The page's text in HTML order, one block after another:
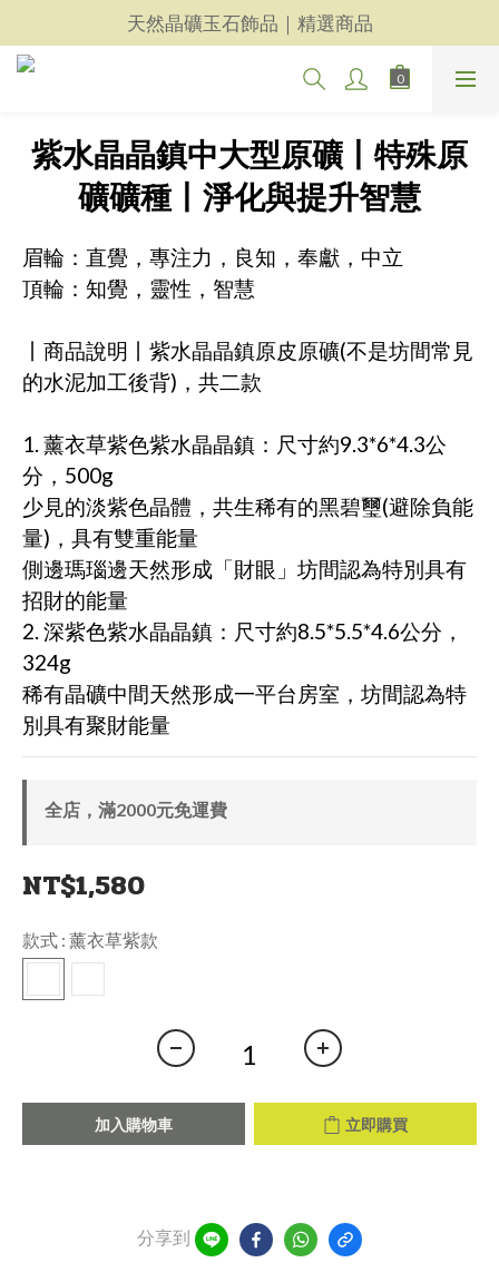
天然晶礦玉石飾品｜精選商品
天然晶礦玉石飾品｜精選商品
每一件都用心｜新品上架
紫水晶晶鎮中大型原礦丨特殊原
礦礦種丨淨化與提升智慧
眉輪：直覺，專注力，良知，奉獻，中立
頂輪：知覺，靈性，智慧
丨商品說明丨紫水晶晶鎮原皮原礦(不是坊間常見
的水泥加工後背)，共二款
1. 薰衣草紫色紫水晶晶鎮：尺寸約9.3*6*4.3公
分，500g
少見的淡紫色晶體，共生稀有的黑碧璽(避除負能
量)，具有雙重能量
側邊瑪瑙邊天然形成「財眼」坊間認為特別具有
招財的能量
2. 深紫色紫水晶晶鎮：尺寸約8.5*5.5*4.6公分，
324g
稀有晶礦中間天然形成一平台房室，坊間認為特
別具有聚財能量
全店，滿2000元免運費
NT$1,580
款式 : 薰衣草紫款
加入購物車 立即購買
分享到